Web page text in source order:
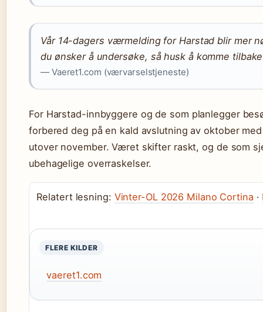
Vår 14-dagers værmelding for Harstad blir mer
du ønsker å undersøke, så husk å komme
— Vaeret1.com (værvarselstjeneste)
For Harstad-innbyggere og de som planlegger
forbered deg på en kald avslutning av oktober
utover november. Været skifter raskt, og de som
ubehagelige overraskelser.
Relatert lesning: Vinter-OL 2026 Milano Cortina ·
FLERE KILDER
vaeret1.com